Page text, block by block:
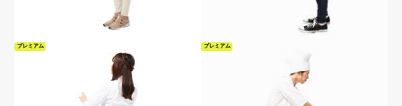
プレミアム プレミアム